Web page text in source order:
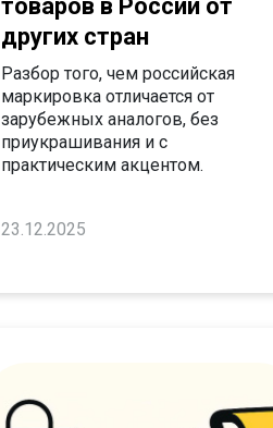
товаров в России от
других стран
Разбор того, чем российская
маркировка отличается от
зарубежных аналогов, без
приукрашивания и с
практическим акцентом.
23.12.2025